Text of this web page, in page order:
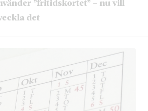
”fritidskortet” – nu vill
det